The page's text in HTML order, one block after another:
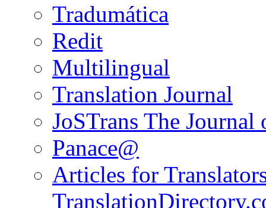
Tradumática
Redit
Multilingual
Translation Journal
JoSTrans The
Panace@
Articles for